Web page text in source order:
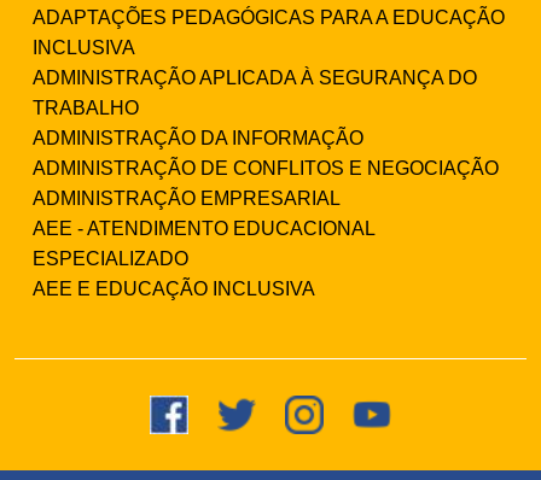
ADAPTAÇÕES PEDAGÓGICAS PARA A EDUCAÇÃO
INCLUSIVA
ADMINISTRAÇÃO APLICADA À SEGURANÇA DO
TRABALHO
ADMINISTRAÇÃO DA INFORMAÇÃO
ADMINISTRAÇÃO DE CONFLITOS E NEGOCIAÇÃO
ADMINISTRAÇÃO EMPRESARIAL
AEE - ATENDIMENTO EDUCACIONAL
ESPECIALIZADO
AEE E EDUCAÇÃO INCLUSIVA